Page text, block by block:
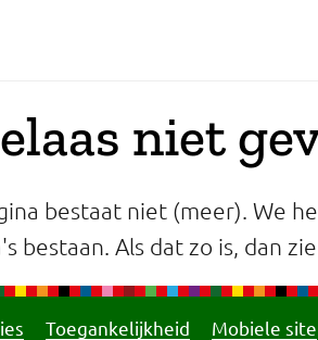
niet
bestaat niet (meer). We
bestaan. Als dat zo is, dan
Toegankelijkheid Mobiele site